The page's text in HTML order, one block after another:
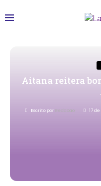
Aitana reitera
Escrito por Redacao 17